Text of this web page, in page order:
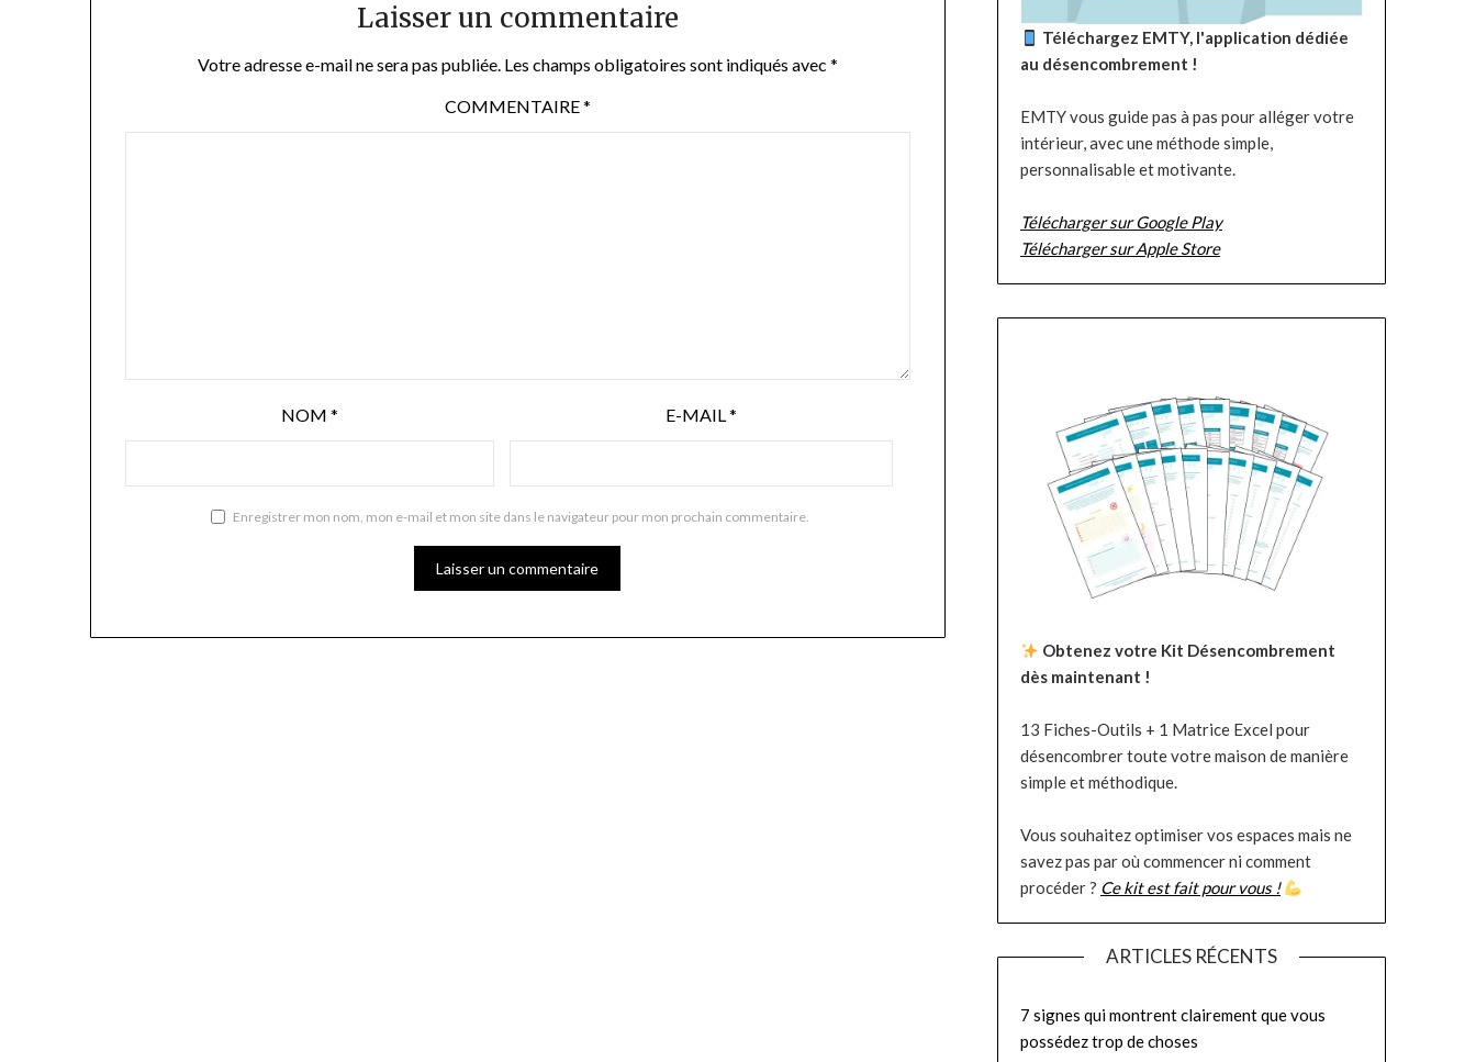
Laisser un commentaire
Votre adresse e-mail ne sera pas publiée. Les champs obligatoires sont indiqués avec *
COMMENTAIRE*
NOM* E-MAIL*
Enregistrer mon nom, mon e-mail et mon site dans le navigateur pour mon prochain commentaire.
Téléchargez EMTY, l'application dédiée
au désencombrement !
EMTY vous guide pas à pas pour alléger votre
intérieur, avec une méthode simple,
personnalisable et motivante.
Télécharger sur Google Play
Télécharger sur Apple Store
Obtenez votre Kit Désencombrement
dès maintenant !
13 Fiches-Outils + 1 Matrice Excel pour
désencombrer toute votre maison de manière
simple et méthodique.
Vous souhaitez optimiser vos espaces mais ne
savez pas par où commencer ni comment
procéder ? Ce kit est fait pour vous !
ARTICLES RÉCENTS
7 signes qui montrent clairement que vous
possédez trop de choses